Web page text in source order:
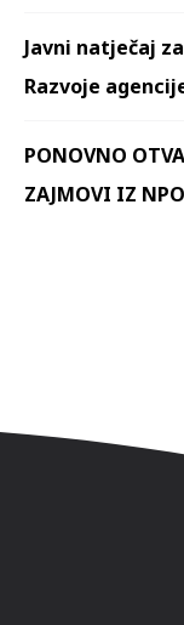
Javni natječaj
Razvoje
PONOVNO
ZAJMOVI IZ